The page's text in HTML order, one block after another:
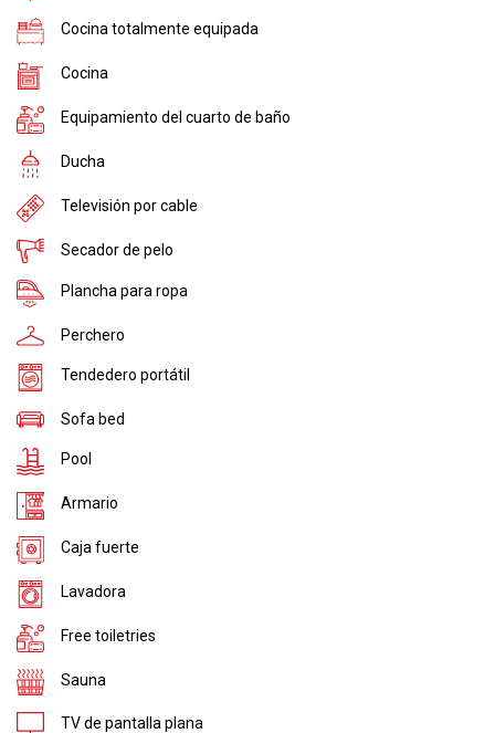
Cocina totalmente equipada
Cocina
Equipamiento del cuarto de baño
Ducha
Televisión por cable
Secador de pelo
Plancha para ropa
Perchero
Tendedero portátil
Sofa bed
Pool
Armario
Caja fuerte
Lavadora
Free toiletries
Sauna
TV de pantalla plana